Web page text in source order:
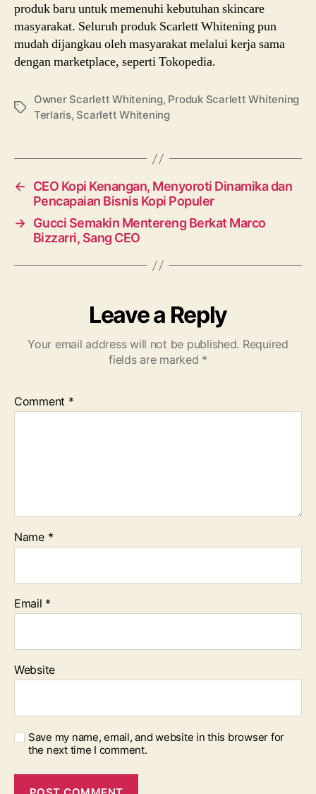
produk baru untuk memenuhi kebutuhan skincare
masyarakat. Seluruh produk Scarlett Whitening pun
mudah dijangkau oleh masyarakat melalui kerja sama
dengan marketplace, seperti Tokopedia.
Tags
Owner Scarlett Whitening, Produk Scarlett Whitening
Terlaris, Scarlett Whitening
←
CEO Kopi Kenangan, Menyoroti Dinamika dan
Pencapaian Bisnis Kopi Populer
→ Gucci Semakin Mentereng Berkat Marco
Bizzarri, Sang CEO
Leave a Reply
Your email address will not be published. Required
fields are marked *
Comment *
Name *
Email *
Website
Save my name, email, and website in this browser for
the next time I comment.